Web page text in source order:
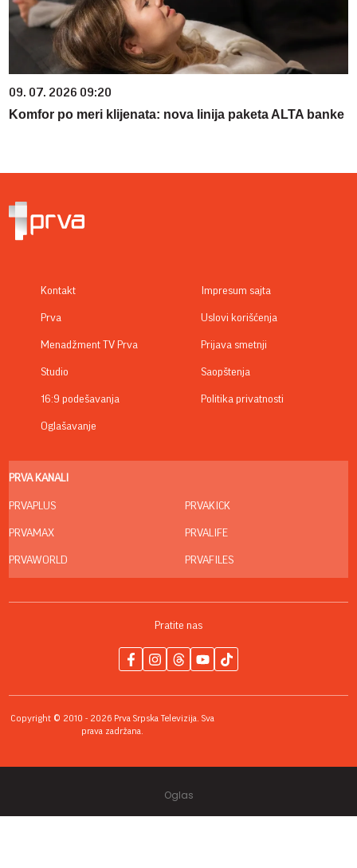
09. 07. 2026 09:20
Komfor po meri klijenata: nova linija paketa ALTA banke
Kontakt
Prva
Menadžment TV Prva
Studio
16:9 podešavanja
Oglašavanje
Impresum sajta
Uslovi korišćenja
Prijava smetnji
Saopštenja
Politika privatnosti
PRVA KANALI
PRVAPLUS
PRVAMAX
PRVAWORLD
PRVAKICK
PRVALIFE
PRVAFILES
Pratite nas
Copyright © 2010 - 2026 Prva Srpska Televizija. Sva
prava zadržana.